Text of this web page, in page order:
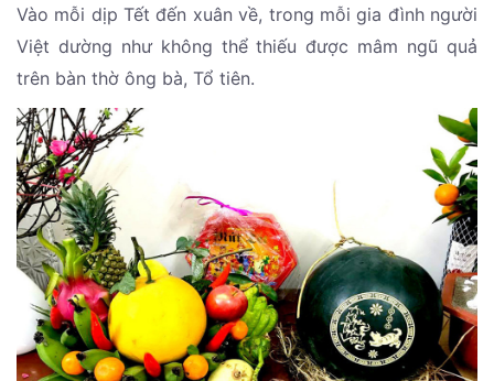
Vào mỗi dịp Tết đến xuân về, trong mỗi gia đình người
Việt dường như không thể thiếu được mâm ngũ quả
trên bàn thờ ông bà, Tổ tiên.